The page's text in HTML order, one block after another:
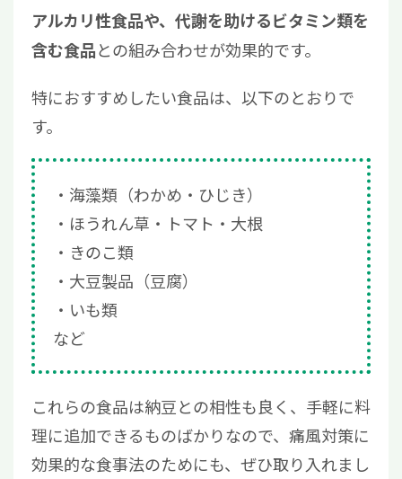
アルカリ性食品や、代謝を助けるビタミン類を
含む食品との組み合わせが効果的です。
特におすすめしたい食品は、以下のとおりで
す。
海藻類（わかめ・ひじき）
ほうれん草・トマト・大根
きのこ類
大豆製品（豆腐）
いも類
など
これらの食品は納豆との相性も良く、手軽に料
理に追加できるものばかりなので、痛風対策に
効果的な食事法のためにも、ぜひ取り入れまし